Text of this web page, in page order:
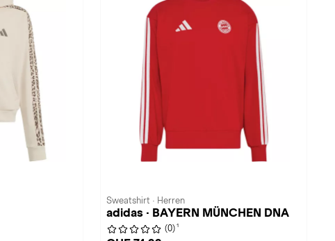
Sweatshirt · Herren
adidas · BAYERN MÜNCHEN DNA
(0) 1